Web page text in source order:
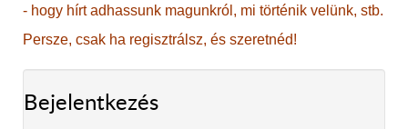
- hogy hírt adhassunk magunkról, mi történik velünk, stb.
Persze, csak ha regisztrálsz, és szeretnéd!
Bejelentkezés